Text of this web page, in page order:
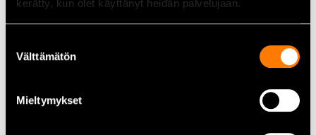
kerätty, kun olet käyttänyt heidän palvelujaan.
valinta
Välttämätön
Mieltymykset
Skogsarbete och trädfällning där hög skyddsnivå, slitstyrka
Utomhusarbete i krävande förhållanden – både i höstens
väta och vinterns kyla när sulan förses med dubbar.